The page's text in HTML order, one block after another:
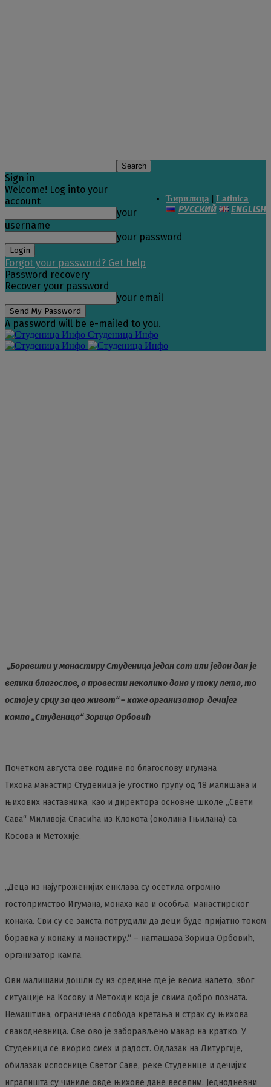
Ћирилица | Latinica
РУССКИЙ ENGLISH
Sign in
Welcome! Log into your
account
your
username
your password
Forgot your password? Get help
Password recovery
Recover your password
your email
A password will be e-mailed to you.
Студеница Инфо
„Боравити у манастиру Студеница један сат или један дан је
велики благослов, а провести неколико дана у току лета, то
остаје у срцу за цео живот“ – каже организатор дечијег
кампа „Студеница“ Зорица Орбовић
Почетком августа ове године по благослову игумана
Тихона манастир Студеница је угостио групу од 18 малишана и
њихових наставника, као и директора основне школе „Свети
Сава“ Миливојa Спасићa из Клокота (околина Гњилана) са
Косова и Метохије.
„Деца из најугроженијих енклава су осетила огромно
гостопримство Игумана, монаха као и особља манастирског
конака. Сви су се заиста потрудили да деци буде пријатно током
боравка у конаку и манастиру.“ – наглашава Зорица Орбовић,
организатор кампа.
Ови малишани дошли су из средине где је веома напето, због
ситуације на Косову и Метохији која је свима добро позната.
Немаштина, ограничена слобода кретања и страх су њихова
свакодневница. Све ово је заборављено макар на кратко. У
Студеници се виорио смех и радост. Одлазак на Литургије,
обилазак испоснице Светог Саве, реке Студенице и дечијих
игралишта су чиниле овде њихове дане веселим. Једнодневни